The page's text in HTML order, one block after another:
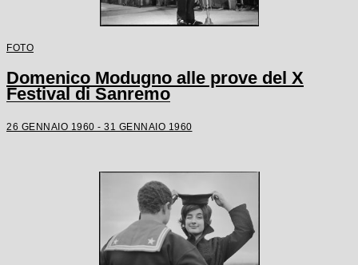
FOTO
Domenico Modugno alle prove del X
Festival di Sanremo
26 GENNAIO 1960 - 31 GENNAIO 1960